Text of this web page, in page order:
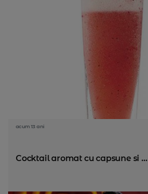
acum 13 ani
Cocktail aromat cu capsune si ...